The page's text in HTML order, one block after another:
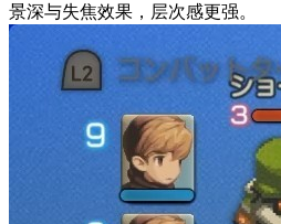
景深与失焦效果，层次感更强。